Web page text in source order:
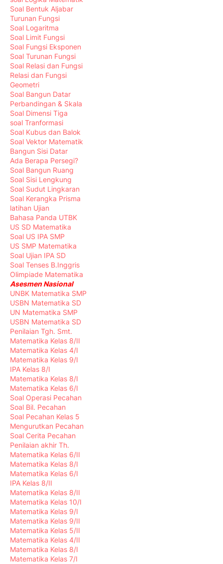
Soal Bentuk Aljabar
Turunan Fungsi
Soal Logaritma
Soal Limit Fungsi
Soal Fungsi Eksponen
Soal Turunan Fungsi
Soal Relasi dan Fungsi
Relasi dan Fungsi
Geometri
Soal Bangun Datar
Perbandingan & Skala
Soal Dimensi Tiga
soal Tranformasi
Soal Kubus dan Balok
Soal Vektor Matematik
Bangun Sisi Datar
Ada Berapa Persegi?
Soal Bangun Ruang
Soal Sisi Lengkung
Soal Sudut Lingkaran
Soal Kerangka Prisma
latihan Ujian
Bahasa Panda UTBK
US SD Matematika
Soal US IPA SMP
US SMP Matematika
Soal Ujian IPA SD
Soal Tenses B.Inggris
Olimpiade Matematika
Asesmen Nasional
UNBK Matematika SMP
USBN Matematika SD
UN Matematika SMP
USBN Matematika SD
Penilaian Tgh. Smt.
Matematika Kelas 8/II
Matematika Kelas 4/I
Matematika Kelas 9/I
IPA Kelas 8/I
Matematika Kelas 8/I
Matematika Kelas 6/I
Soal Operasi Pecahan
Soal Bil. Pecahan
Soal Pecahan Kelas 5
Mengurutkan Pecahan
Soal Cerita Pecahan
Penilaian akhir Th.
Matematika Kelas 6/II
Matematika Kelas 8/I
Matematika Kelas 6/I
IPA Kelas 8/II
Matematika Kelas 8/II
Matematika Kelas 10/I
Matematika Kelas 9/I
Matematika Kelas 9/II
Matematika Kelas 5/II
Matematika Kelas 4/II
Matematika Kelas 8/I
Matematika Kelas 7/I